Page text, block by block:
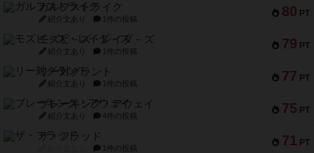
80 PT
ガルフストライク
紹介文あり 1件の投稿
79 PT
モズビ－ズ・レイダ－ズ
紹介文あり 1件の投稿
77 PT
リー対グラント
紹介文あり 1件の投稿
75 PT
ブレーキング・アウェイ
紹介文あり 4件の投稿
71 PT
ザ・フラッド
1件の投稿